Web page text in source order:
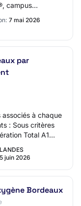
campus
7 mai 2026
par
à chaque
: Sous critères
Total A1
5 juin 2026
Bordeaux